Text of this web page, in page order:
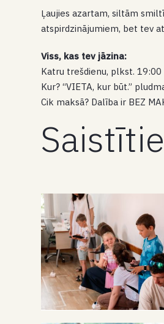
Ļaujies azartam, siltām
atspirdzinājumiem, bet tev
Viss, kas tev jāzina:
Katru trešdienu, plkst. 19:00
Kur? “VIETA, kur būt.”
Cik maksā? Dalība ir BEZ